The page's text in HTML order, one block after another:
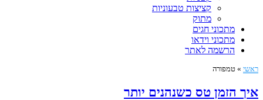
קציצות טבעוניות
מתוק
מתכוני חגים
מתכוני וידאו
הרשמה לאתר
ראשי » טמפורה
איך הזמן טס כשנהנים יותר